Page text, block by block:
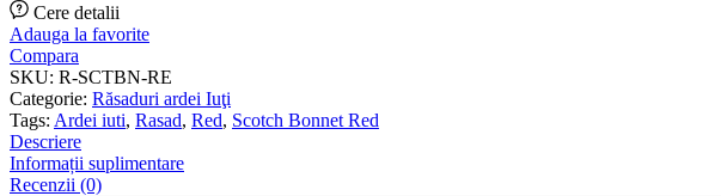
Cere detalii
Adauga la favorite
Compara
SKU: R-SCTBN-RE
Categorie: Răsaduri ardei Iuţi
Tags: Ardei iuti, Rasad, Red, Scotch Bonnet Red
Descriere
Informații suplimentare
Recenzii (0)